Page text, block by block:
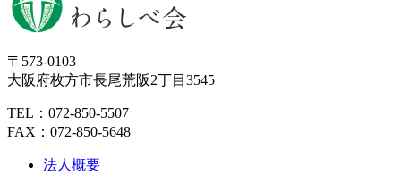
〒573-0103
大阪府枚方市長尾荒阪2丁目3545
TEL：072-850-5507
FAX：072-850-5648
法人概要